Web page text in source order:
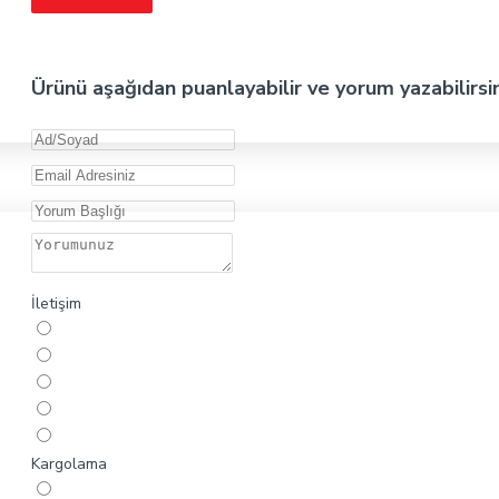
Ürünü aşağıdan puanlayabilir ve yorum
İletişim
Kargolama